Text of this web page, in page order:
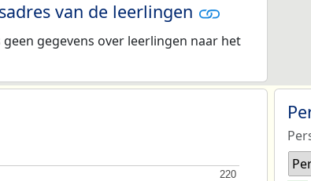
van de leerlingen
gegevens over leerlingen naar het
220
220